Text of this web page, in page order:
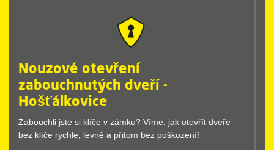
Nouzové otevření zamčených
dveří - Hošťálkovice
Nouzové otevírání dveří provedeme vždy rychle a bez
komplikací. Stačí, když zavoláte Dr.Lock.